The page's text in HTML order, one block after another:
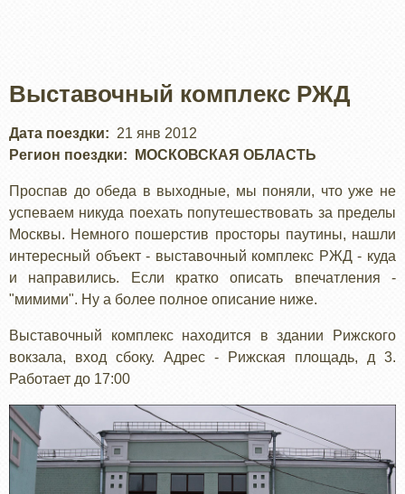
Выставочный комплекс РЖД
Дата поездки
21 янв 2012
Регион поездки
МОСКОВСКАЯ ОБЛАСТЬ
Проспав до обеда в выходные, мы поняли, что уже не
успеваем никуда поехать попутешествовать за пределы
Москвы. Немного пошерстив просторы паутины, нашли
интересный объект - выставочный комплекс РЖД - куда
и направились. Если кратко описать впечатления -
"мимими". Ну а более полное описание ниже.
Выставочный комплекс находится в здании Рижского
вокзала, вход сбоку. Адрес - Рижская площадь, д 3.
Работает до 17:00